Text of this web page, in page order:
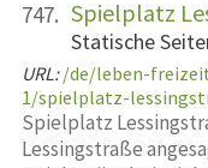
747. Spielplatz
Statische
URL: /de/leben-
1/spielplatz-
Spielplatz
Lessingstraße